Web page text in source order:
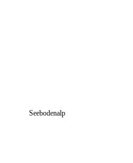
Seebodenalp